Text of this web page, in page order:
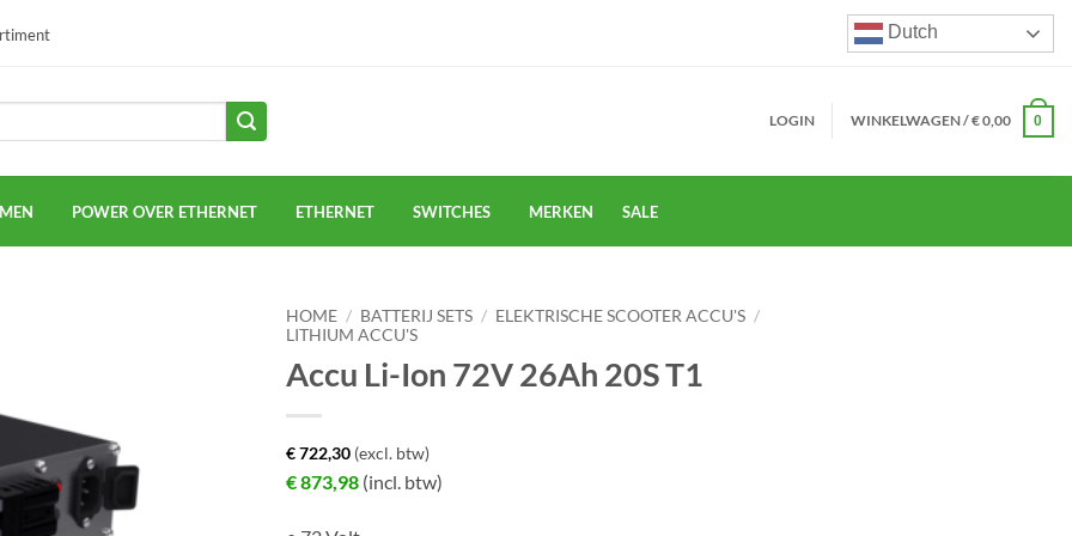
Dutch
LOGIN WINKELWAGEN /€0,00 0
POWER OVER ETHERNET ETHERNET SWITCHES MERKEN SALE
HOME / BATTERIJ SETS / ELEKTRISCHE SCOOTER ACCU'S /
LITHIUM ACCU'S
Accu Li-Ion 72V 26Ah 20S T1
€722,30 (excl. btw)
€873,98 (incl. btw)